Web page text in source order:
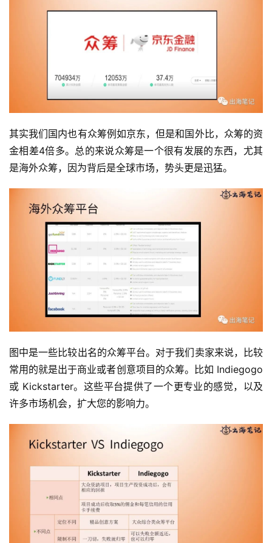
其实我们国内也有众筹例如京东，但是和国外比，众筹的资
金相差4倍多。总的来说众筹是一个很有发展的东西，尤其
是海外众筹，因为背后是全球市场，势头更是迅猛。
图中是一些比较出名的众筹平台。对于我们卖家来说，比较
常用的就是出于商业或者创意项目的众筹。比如 Indiegogo
或 Kickstarter。这些平台提供了一个更专业的感觉，以及
许多市场机会，扩大您的影响力。